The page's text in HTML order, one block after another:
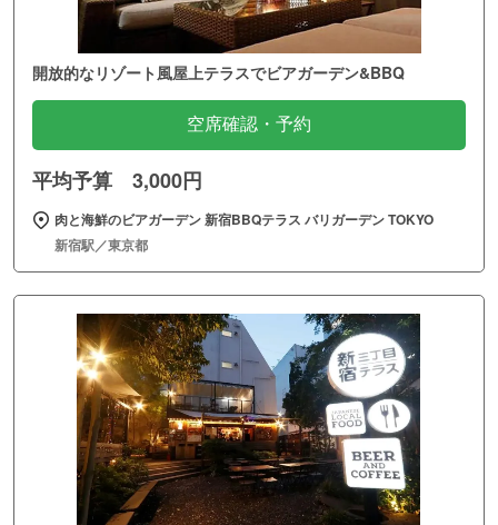
開放的なリゾート風屋上テラスでビアガーデン&BBQ
空席確認・予約
平均予算 3,000円
肉と海鮮のビアガーデン 新宿BBQテラス バリガーデン TOKYO
新宿駅／東京都